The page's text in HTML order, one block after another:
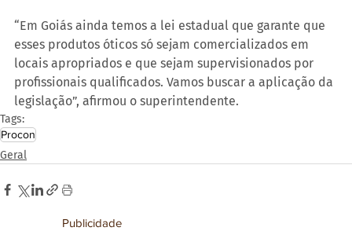
“Em Goiás ainda temos a lei estadual que garante que
esses produtos óticos só sejam comercializados em
locais apropriados e que sejam supervisionados por
profissionais qualificados. Vamos buscar a aplicação da
legislação”, afirmou o superintendente.
Tags:
Procon
Geral
Publicidade